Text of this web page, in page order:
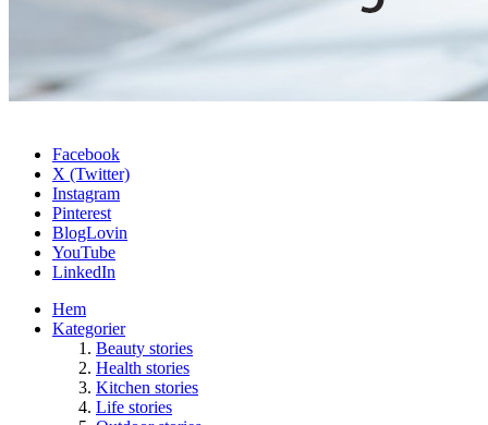
Facebook
X (Twitter)
Instagram
Pinterest
BlogLovin
YouTube
LinkedIn
Hem
Kategorier
Beauty stories
Health stories
Kitchen stories
Life stories